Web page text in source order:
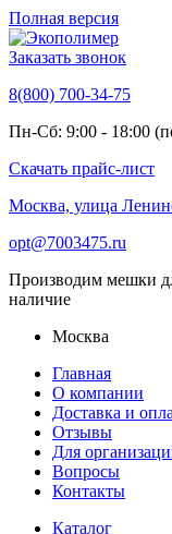
Полная версия
Заказать звонок
8(800) 700-34-75
Пн-Сб: 9:00 - 18:00
Скачать прайс-лист
Москва, улица
opt@7003475.ru
Производим мешки
наличие
Москва
Главная
О компании
Доставка и
Отзывы
Для
Вопросы
Контакты
Каталог